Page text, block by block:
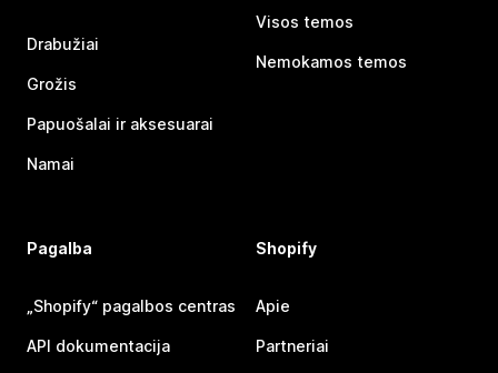
Drabužiai
Grožis
Papuošalai ir aksesuarai
Namai
Visos temos
Nemokamos temos
Pagalba
„Shopify“ pagalbos centras
API dokumentacija
Shopify
Apie
Partneriai